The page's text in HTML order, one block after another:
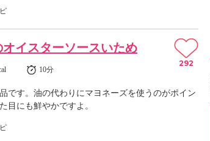
イスターソースいため
10分
です。油の代わりにマヨネーズを使うのがポイン
目にも鮮やかですよ。
292